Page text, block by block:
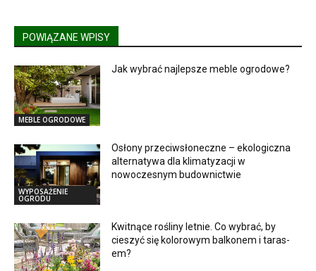
POWIĄZANE WPISY
MEBLE OGRODOWE
Jak wybrać najlepsze meble ogrodowe?
WYPOSAŻENIE
OGRODU
Osłony przeciwsłoneczne – ekologiczna
alternatywa dla klimatyzacji w
nowoczesnym budownictwie
Kwitnące rośliny letnie. Co wybrać, by
cieszyć się kolorowym balkonem i taras­­
em?